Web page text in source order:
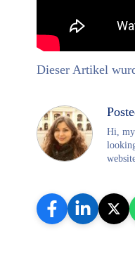
Dieser Artikel
Hi, my